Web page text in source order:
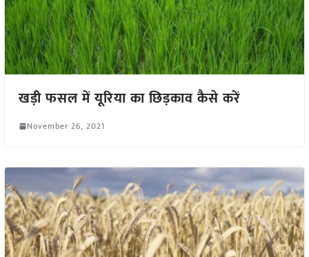
खड़ी फसल में यूरिया का छिड़काव कैसे करें
November 26, 2021